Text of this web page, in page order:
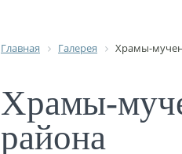
Главная Галерея Храмы-
Храмы-
района